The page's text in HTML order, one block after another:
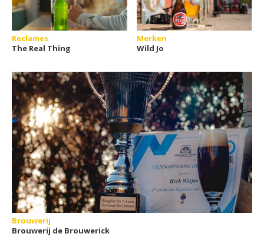
Reclames
The Real Thing
Merken
Wild Jo
Brouwerij
Brouwerij de Brouwerick